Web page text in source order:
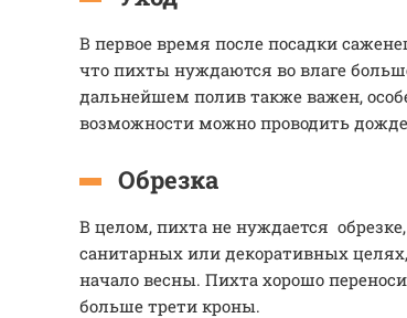
В первое время после посадки
что пихты нуждаются во влаге
дальнейшем полив также важен,
возможности можно проводить
Обрезка
В целом, пихта не нуждается
санитарных или декоративных
начало весны. Пихта хорошо
больше трети кроны.